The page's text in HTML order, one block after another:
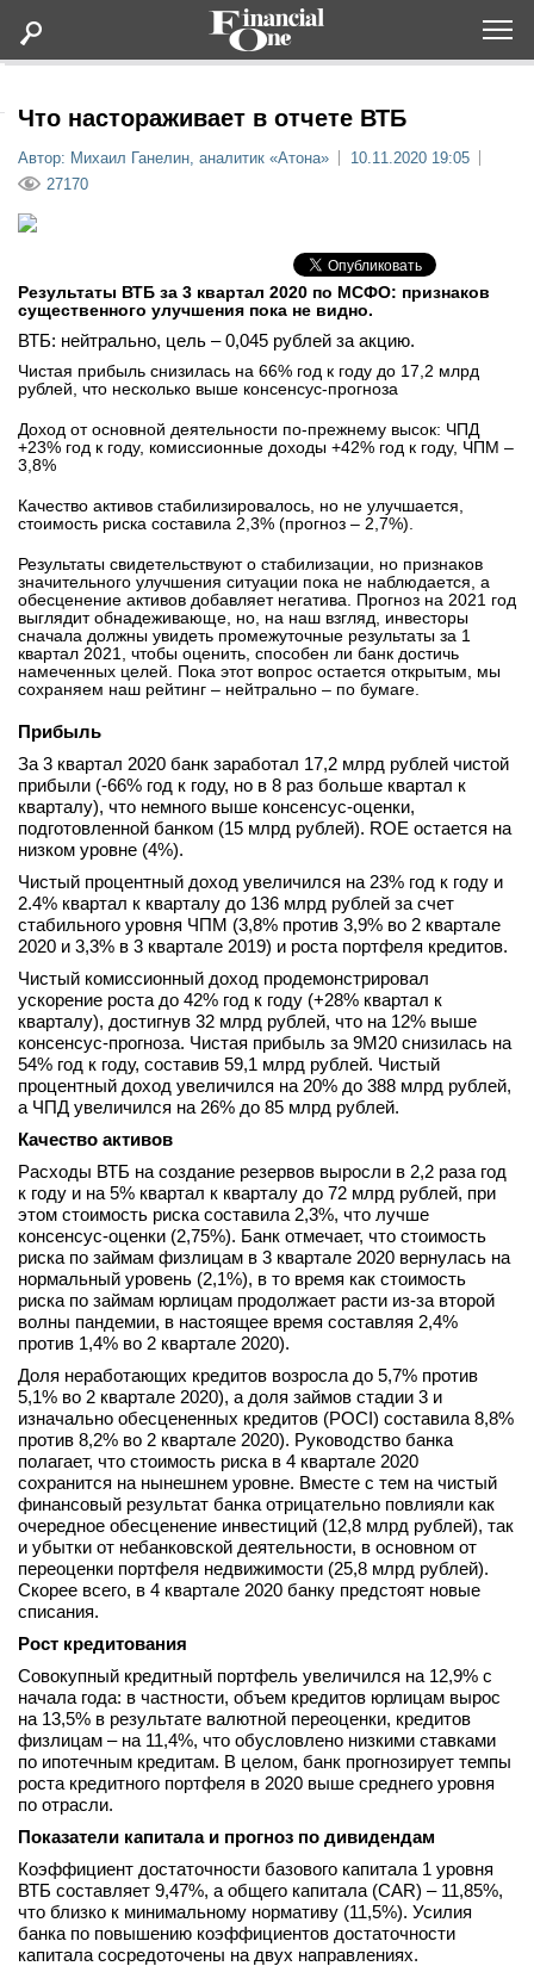
Lifestyle
Мероприятия
Новости
вконтакте
телеграм
Стать автором
Вход
Что настораживает в отчете ВТБ
Автор: Михаил Ганелин, аналитик «Атона»
10.11.2020 19:05
27170
Результаты ВТБ за 3 квартал 2020 по МСФО: признаков
существенного улучшения пока не видно.
ВТБ: нейтрально, цель – 0,045 рублей за акцию.
Чистая прибыль снизилась на 66% год к году до 17,2 млрд
рублей, что несколько выше консенсус-прогноза
Доход от основной деятельности по-прежнему высок: ЧПД
+23% год к году, комиссионные доходы +42% год к году, ЧПМ –
3,8%
Качество активов стабилизировалось, но не улучшается,
стоимость риска составила 2,3% (прогноз – 2,7%).
Результаты свидетельствуют о стабилизации, но признаков
значительного улучшения ситуации пока не наблюдается, а
обесценение активов добавляет негатива. Прогноз на 2021 год
выглядит обнадеживающе, но, на наш взгляд, инвесторы
сначала должны увидеть промежуточные результаты за 1
квартал 2021, чтобы оценить, способен ли банк достичь
намеченных целей. Пока этот вопрос остается открытым, мы
сохраняем наш рейтинг – нейтрально – по бумаге.
Прибыль
За 3 квартал 2020 банк заработал 17,2 млрд рублей чистой
прибыли (-66% год к году, но в 8 раз больше квартал к
кварталу), что немного выше консенсус-оценки,
подготовленной банком (15 млрд рублей). ROE остается на
низком уровне (4%).
Чистый процентный доход увеличился на 23% год к году и
2.4% квартал к кварталу до 136 млрд рублей за счет
стабильного уровня ЧПМ (3,8% против 3,9% во 2 квартале
2020 и 3,3% в 3 квартале 2019) и роста портфеля кредитов.
Чистый комиссионный доход продемонстрировал
ускорение роста до 42% год к году (+28% квартал к
кварталу), достигнув 32 млрд рублей, что на 12% выше
консенсус-прогноза. Чистая прибыль за 9М20 снизилась на
54% год к году, составив 59,1 млрд рублей. Чистый
процентный доход увеличился на 20% до 388 млрд рублей,
а ЧПД увеличился на 26% до 85 млрд рублей.
Качество активов
Расходы ВТБ на создание резервов выросли в 2,2 раза год
к году и на 5% квартал к кварталу до 72 млрд рублей, при
этом стоимость риска составила 2,3%, что лучше
консенсус-оценки (2,75%). Банк отмечает, что стоимость
риска по займам физлицам в 3 квартале 2020 вернулась на
нормальный уровень (2,1%), в то время как стоимость
риска по займам юрлицам продолжает расти из-за второй
волны пандемии, в настоящее время составляя 2,4%
против 1,4% во 2 квартале 2020).
Доля неработающих кредитов возросла до 5,7% против
5,1% во 2 квартале 2020), а доля займов стадии 3 и
изначально обесцененных кредитов (POCI) составила 8,8%
против 8,2% во 2 квартале 2020). Руководство банка
полагает, что стоимость риска в 4 квартале 2020
сохранится на нынешнем уровне. Вместе с тем на чистый
финансовый результат банка отрицательно повлияли как
очередное обесценение инвестиций (12,8 млрд рублей), так
и убытки от небанковской деятельности, в основном от
переоценки портфеля недвижимости (25,8 млрд рублей).
Скорее всего, в 4 квартале 2020 банку предстоят новые
списания.
Рост кредитования
Совокупный кредитный портфель увеличился на 12,9% с
начала года: в частности, объем кредитов юрлицам вырос
на 13,5% в результате валютной переоценки, кредитов
физлицам – на 11,4%, что обусловлено низкими ставками
по ипотечным кредитам. В целом, банк прогнозирует темпы
роста кредитного портфеля в 2020 выше среднего уровня
по отрасли.
Показатели капитала и прогноз по дивидендам
Коэффициент достаточности базового капитала 1 уровня
ВТБ составляет 9,47%, а общего капитала (CAR) – 11,85%,
что близко к минимальному нормативу (11,5%). Усилия
банка по повышению коэффициентов достаточности
капитала сосредоточены на двух направлениях.